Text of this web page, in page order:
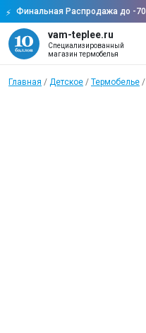
Финальная Распродажа до -
vam-teplee.ru
Специализированный
магазин термобелья
Главная / Детское / Термобелье /